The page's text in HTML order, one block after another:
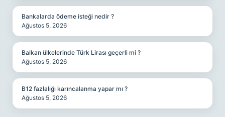
Bankalarda ödeme isteği nedir ?
Ağustos 5, 2026
Balkan ülkelerinde Türk Lirası geçerli mi ?
Ağustos 5, 2026
B12 fazlalığı karıncalanma yapar mı ?
Ağustos 5, 2026